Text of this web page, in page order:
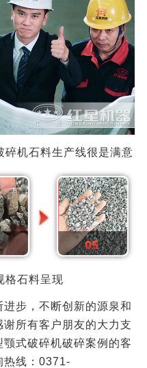
碎机石料生产线很是满意
格石料呈现
步，不断创新的源泉和
所有客户朋友的大力支
式破碎机破碎案例的客
热线：0371-